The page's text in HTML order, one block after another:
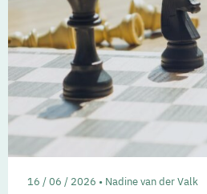
16 / 06 / 2026 • Nadine van der Valk